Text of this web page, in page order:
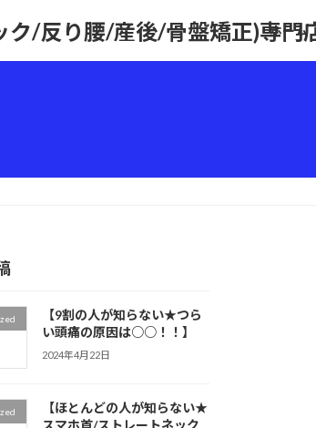
/反り腰/産後/骨盤矯正)専ホーム
【9割の人が知らない★つら
い頭痛の原因は○○！！】
2024年4月22日
【ほとんどの人が知らない★
スマホ首/ストレートネック